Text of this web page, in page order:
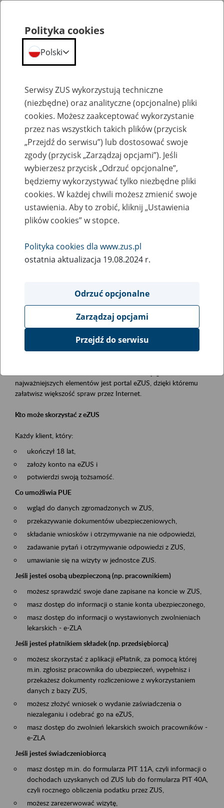
Szkolenia
Zaproś ZUS do siebie - zakładanie profili
eZUS w siedzibie Twojej firmy
Rodzaj wydarzenia
Szkolenia
Obszar merytoryczny
obsługa klientów
Opis wydarzenia
Platforma Usług Elektronicznych ZUS eZUS
najważniejszych elementów jest portal eZUS, dzięki któremu
załatwisz większość spraw przez Internet.
Kto może skorzystać z eZUS
Każdy klient, który:
ukończył 18 lat,
założy konto na eZUS i
potwierdzi swoją tożsamość.
Co umożliwia PUE
wgląd do danych zgromadzonych w ZUS,
przekazywanie dokumentów ubezpieczeniowych,
składanie wniosków i otrzymywanie na nie odpowiedzi,
zadawanie pytań i otrzymywanie odpowiedzi z ZUS,
umawianie się na wizyty w jednostce ZUS.
Jeśli jesteś osobą ubezpieczoną (np. pracownikiem)
możesz sprawdzić swoje dane zapisane na koncie w ZUS,
masz dostęp do informacji o stanie konta ubezpieczonego,
masz dostęp do informacji o wystawionych zwolnieniach
lekarskich - e-ZLA
Jeśli jesteś płatnikiem składek (np. przedsiębiorcą)
możesz skorzystać z aplikacji ePłatnik, za pomocą której
m.in. zgłosisz pracownika do ubezpieczeń, wypełnisz i
przekażesz dokumenty rozliczeniowe z wykorzystaniem
danych z bazy ZUS,
możesz złożyć wniosek o wydanie zaświadczenia o
niezaleganiu i odebrać go na eZUS,
masz dostęp do zwolnień lekarskich swoich pracowników -
e-ZLA
Jeśli jesteś świadczeniobiorcą
masz dostęp m.in. do formularza PIT 11A, czyli informacji o
dochodach uzyskanych od ZUS lub do formularza PIT 40A,
czyli rocznego obliczenia podatku przez ZUS,
możesz zarezerwować wizytę,
Polityka cookies
Polski
Serwisy ZUS wykorzystują techniczne
(niezbędne) oraz analityczne (opcjonalne) pliki
cookies. Możesz zaakceptować wykorzystanie
przez nas wszystkich takich plików (przycisk
„Przejdź do serwisu”) lub dostosować swoje
zgody (przycisk „Zarządzaj opcjami”). Jeśli
wybierzesz przycisk „Odrzuć opcjonalne”,
będziemy wykorzystywać tylko niezbędne pliki
cookies. W każdej chwili możesz zmienić swoje
ustawienia. Aby to zrobić, kliknij „Ustawienia
plików cookies” w stopce.
Polityka cookies dla www.zus.pl
ostatnia aktualizacja 19.08.2024 r.
Odrzuć opcjonalne
Zarządzaj opcjami
Przejdź do serwisu